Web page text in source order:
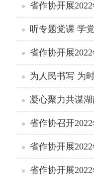
省作协开展
听专题党课 学
省作协开展
凝心聚力共谋
省作协召开
省作协开展
省作协开展